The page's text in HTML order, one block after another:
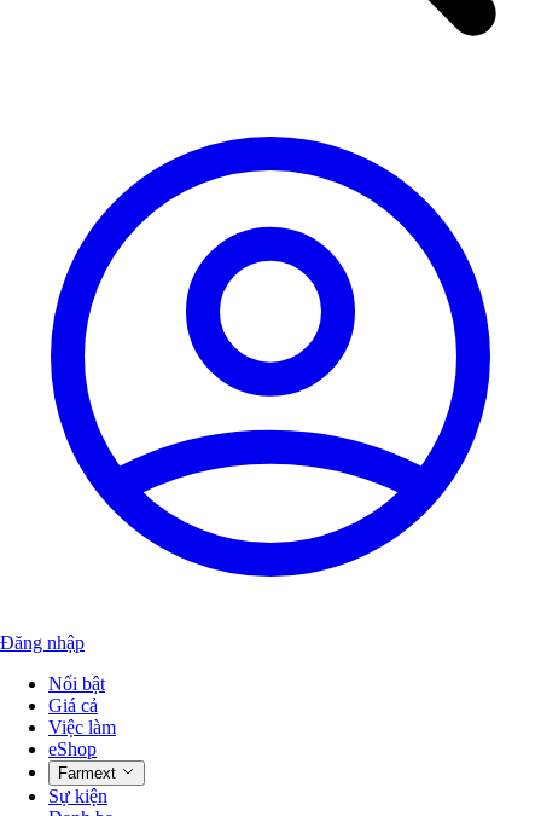
Đăng nhập
Nổi bật
Giá cả
Việc làm
eShop
Farmext
Sự kiện